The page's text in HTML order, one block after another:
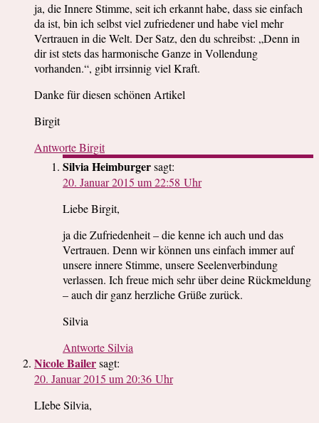
ja, die Innere Stimme, seit ich erkannt habe, dass sie einfach
da ist, bin ich selbst viel zufriedener und habe viel mehr
Vertrauen in die Welt. Der Satz, den du schreibst: „Denn in
dir ist stets das harmonische Ganze in Vollendung
vorhanden.“, gibt irrsinnig viel Kraft.
Danke für diesen schönen Artikel
Birgit
Antworte Birgit
Silvia Heimburgersagt:
20. Januar 2015 um 22:58 Uhr
Liebe Birgit,
ja die Zufriedenheit – die kenne ich auch und das
Vertrauen. Denn wir können uns einfach immer auf
unsere innere Stimme, unsere Seelenverbindung
verlassen. Ich freue mich sehr über deine Rückmeldung
– auch dir ganz herzliche Grüße zurück.
Silvia
Antworte Silvia
Nicole Bailersagt:
20. Januar 2015 um 20:36 Uhr
LIebe Silvia,